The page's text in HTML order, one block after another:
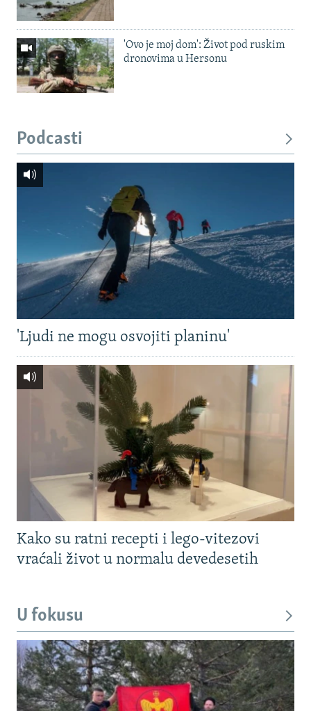
'Ovo je moj dom': Život pod ruskim
dronovima u Hersonu
Podcasti
'Ljudi ne mogu osvojiti planinu'
Kako su ratni recepti i lego-vitezovi
vraćali život u normalu devedesetih
U fokusu